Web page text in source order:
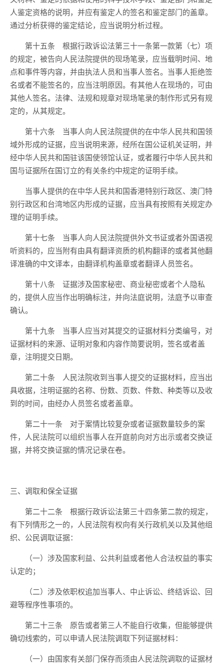
人鉴定资格的说明，并应有鉴定人的签名和鉴定部门的盖章。
通过分析获得的鉴定结论，应当说明分析过程。
第十五条 根据行政诉讼法第三十一条第一款第（七）项
的规定，被告向人民法院提供的现场笔录，应当载明时间、地
点和事件等内容，并由执法人员和当事人签名。当事人拒绝签
名或者不能签名的，应当注明原因。有其他人在现场的，可由
其他人签名。法律、法规和规章对现场笔录的制作形式另有规
定的，从其规定。
第十六条 当事人向人民法院提供的在中华人民共和国领
域外形成的证据，应当说明来源，经所在国公证机关证明，并
经中华人民共和国驻该国使领馆认证，或者履行中华人民共和
国与证据所在国订立的有关条约中规定的证明手续。
当事人提供的在中华人民共和国香港特别行政区、澳门特
别行政区和台湾地区内形成的证据，应当具有按照有关规定办
理的证明手续。
第十七条 当事人向人民法院提供外文书证或者外国语视
听资料的，应当附有由具有翻译资质的机构翻译的或者其他翻
译准确的中文译本，由翻译机构盖章或者翻译人员签名。
第十八条 证据涉及国家秘密、商业秘密或者个人隐私
的，提供人应当作出明确标注，并向法庭说明，法庭予以审查
确认。
第十九条 当事人应当对其提交的证据材料分类编号，对
证据材料的来源、证明对象和内容作简要说明，签名或者盖
章，注明提交日期。
第二十条 人民法院收到当事人提交的证据材料，应当出
具收据，注明证据的名称、份数、页数、件数、种类等以及收
到的时间，由经办人员签名或者盖章。
第二十一条 对于案情比较复杂或者证据数量较多的案
件，人民法院可以组织当事人在开庭前向对方出示或者交换证
据，并将交换证据的情况记录在卷。
三、调取和保全证据
第二十二条 根据行政诉讼法第三十四条第二款的规定，
有下列情形之一的，人民法院有权向有关行政机关以及其他组
织、公民调取证据：
（一）涉及国家利益、公共利益或者他人合法权益的事实
认定的；
（二）涉及依职权追加当事人、中止诉讼、终结诉讼、回
避等程序性事项的。
第二十三条 原告或者第三人不能自行收集，但能够提供
确切线索的，可以申请人民法院调取下列证据材料：
（一）由国家有关部门保存而须由人民法院调取的证据材